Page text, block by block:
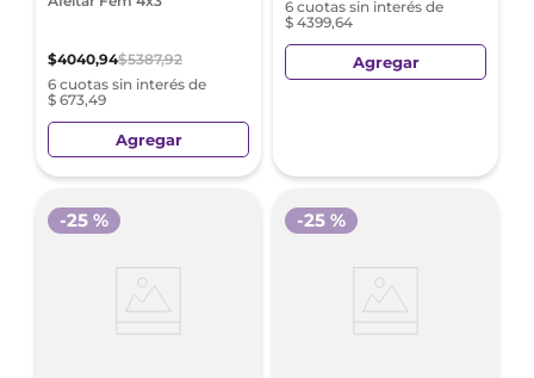
$4040,94$5387,92
6 cuotas sin interés de
$ 673,49
Agregar
6 cuotas sin interés de
$ 4399,64
Agregar
-25 % -25 %